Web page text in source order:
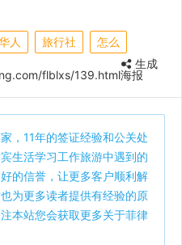
人 旅行社
怎么
flblxs/139.html
生成
海报
，11年的签证经验和公关处
生活学习工作旅游中遇到的
的信誉，让更多客户顺利解
为更多读者提供有经验的原
本站您会获取更多关于菲律